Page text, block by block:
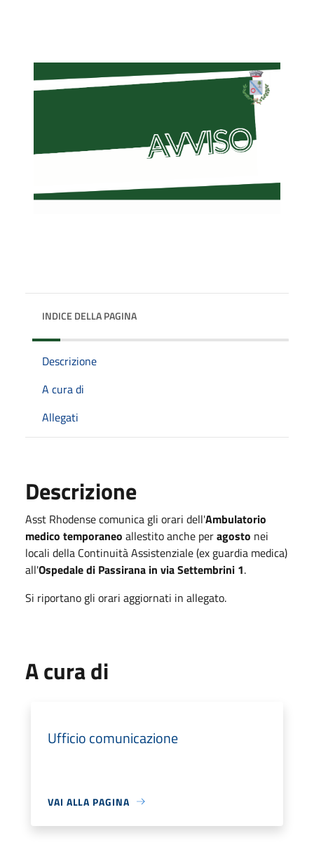
INDICE DELLA PAGINA
Descrizione
A cura di
Allegati
Descrizione
Asst Rhodense comunica gli orari dell'Ambulatorio
medico temporaneo allestito anche peragosto nei
locali della Continuità Assistenziale (ex guardia medica)
all'Ospedale di Passirana in via Settembrini 1.
Si riportano gli orari aggiornati in allegato.
A cura di
Ufficio comunicazione
VAI ALLA PAGINA